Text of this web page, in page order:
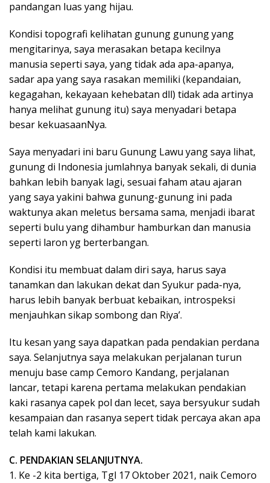
pandangan luas yang hijau.
Kondisi topografi kelihatan gunung gunung yang
mengitarinya, saya merasakan betapa kecilnya
manusia seperti saya, yang tidak ada apa-apanya,
sadar apa yang saya rasakan memiliki (kepandaian,
kegagahan, kekayaan kehebatan dll) tidak ada artinya
hanya melihat gunung itu) saya menyadari betapa
besar kekuasaanNya.
Saya menyadari ini baru Gunung Lawu yang saya lihat,
gunung di Indonesia jumlahnya banyak sekali, di dunia
bahkan lebih banyak lagi, sesuai faham atau ajaran
yang saya yakini bahwa gunung-gunung ini pada
waktunya akan meletus bersama sama, menjadi ibarat
seperti bulu yang dihambur hamburkan dan manusia
seperti laron yg berterbangan.
Kondisi itu membuat dalam diri saya, harus saya
tanamkan dan lakukan dekat dan Syukur pada-nya,
harus lebih banyak berbuat kebaikan, introspeksi
menjauhkan sikap sombong dan Riya’.
Itu kesan yang saya dapatkan pada pendakian perdana
saya. Selanjutnya saya melakukan perjalanan turun
menuju base camp Cemoro Kandang, perjalanan
lancar, tetapi karena pertama melakukan pendakian
kaki rasanya capek pol dan lecet, saya bersyukur sudah
kesampaian dan rasanya sepert tidak percaya akan apa
telah kami lakukan.
C. PENDAKIAN SELANJUTNYA.
1. Ke -2 kita bertiga, Tgl 17 Oktober 2021, naik Cemoro